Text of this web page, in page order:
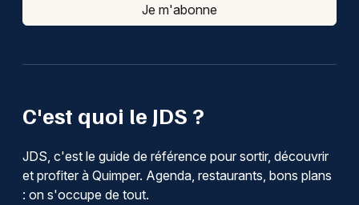
C'est quoi le JDS ?
JDS, c'est le guide de référence pour sortir, découvrir
et profiter à Quimper. Agenda, restaurants, bons plans
: on s'occupe de tout.
Je m'abonne